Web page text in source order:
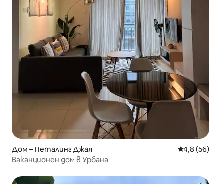
Дом – Петалинг Джая Средна
4,8 (56)
Ваканционен дом в Урбана